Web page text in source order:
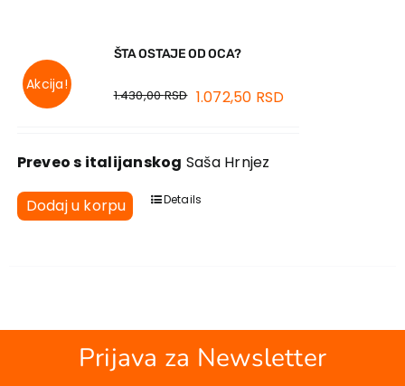
Akcija!
ŠTA OSTAJE OD OCA?
1.430,00RSD 1.072,50 RSD
Preveo s italijanskog Saša Hrnjez
Dodaj u korpu Details
Prijava za Newsletter